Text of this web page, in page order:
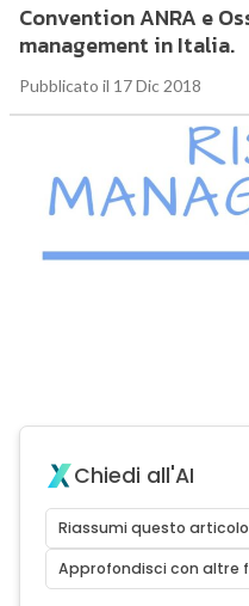
Convention ANRA e
management in Italia.
Pubblicato il 17 Dic 2018
Chiedi all'AI
Riassumi questo articolo
Approfondisci con altre